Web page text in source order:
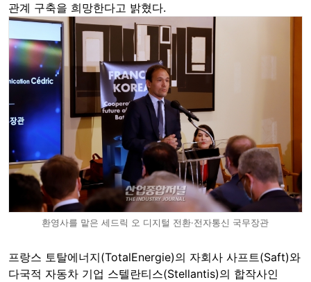
관계 구축을 희망한다고 밝혔다.
환영사를 맡은 세드릭 오 디지털 전환·전자통신 국무장관
프랑스 토탈에너지(TotalEnergie)의 자회사 사프트(Saft)와
다국적 자동차 기업 스텔란티스(Stellantis)의 합작사인